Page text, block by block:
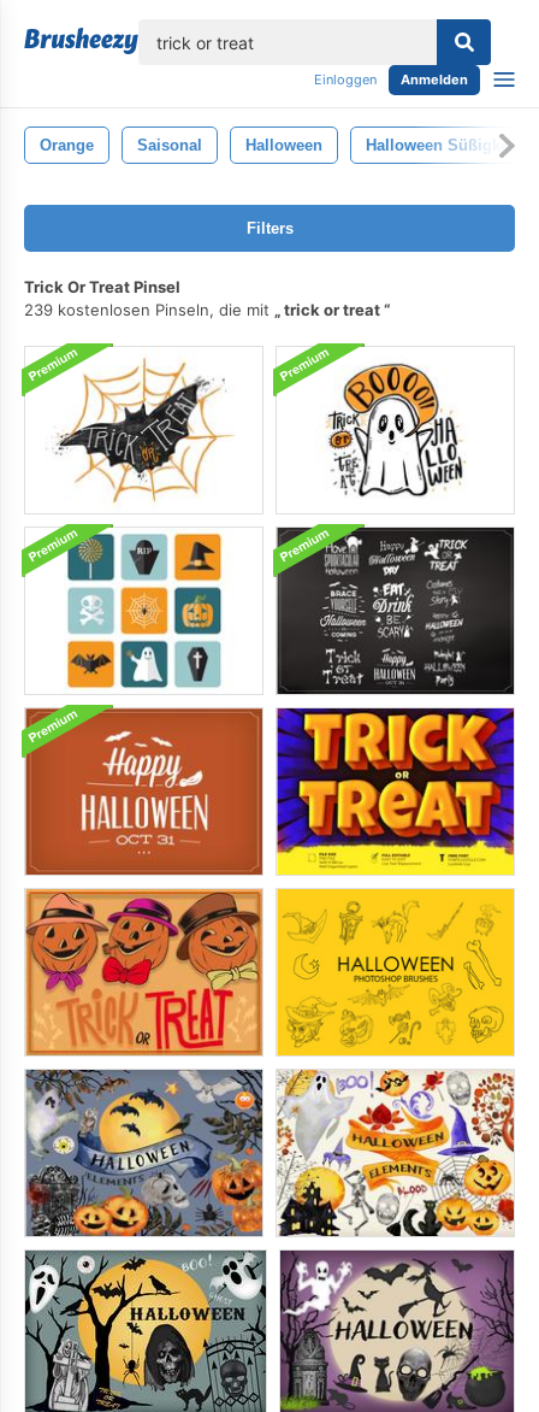
Einloggen Anmelden
Orange Saisonal Halloween Halloween Süßigkeit
Filters
Trick Or Treat Pinsel
239 kostenlosen Pinseln, die mit
trick or treat